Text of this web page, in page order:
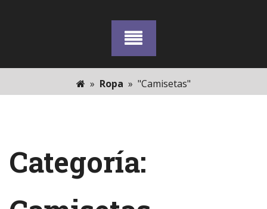
» Ropa » "Camisetas"
Categoría: